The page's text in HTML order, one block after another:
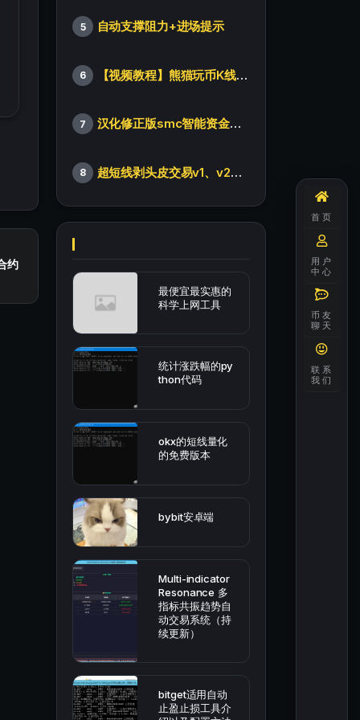
约
5 自动支撑阻力+进场提示
6 【视频教程】熊猫玩币K线后的秘密（全集）
7 汉化修正版smc智能资金订单指标
8 超短线剥头皮交易v1、v2版本
最便宜最实惠的
科学上网工具
统计涨跌幅的py
thon代码
okx的短线量化
的免费版本
bybit安卓端
Multi-indicator
Resonance 多
指标共振趋势自
动交易系统（持
续更新）
bitget适用自动
止盈止损工具介
首页
用户
中心
币友
聊天
联系
我们